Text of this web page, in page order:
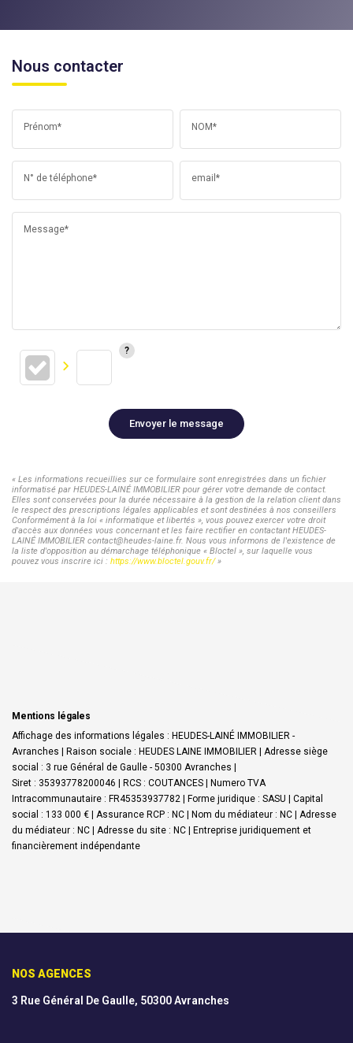
Nous contacter
Prénom* NOM*
N° de téléphone* email*
Message*
Envoyer le message
« Les informations recueillies sur ce formulaire sont enregistrées dans un fichier
informatisé par HEUDES-LAINÉ IMMOBILIER pour gérer votre demande de contact.
Elles sont conservées pour la durée nécessaire à la gestion de la relation client dans
le respect des prescriptions légales applicables et sont destinées à nos conseillers
Conformément à la loi « informatique et libertés », vous pouvez exercer votre droit
d'accès aux données vous concernant et les faire rectifier en contactant HEUDES-
LAINÉ IMMOBILIER contact@heudes-laine.fr. Nous vous informons de l'existence de
la liste d'opposition au démarchage téléphonique « Bloctel », sur laquelle vous
pouvez vous inscrire ici : https://www.bloctel.gouv.fr/»
Mentions légales
Affichage des informations légales : HEUDES-LAINÉ IMMOBILIER -
Avranches | Raison sociale : HEUDES LAINE IMMOBILIER | Adresse siège
social : 3 rue Général de Gaulle - 50300 Avranches |
Siret : 35393778200046 | RCS : COUTANCES | Numero TVA
Intracommunautaire : FR45353937782 | Forme juridique : SASU | Capital
social : 133 000 € | Assurance RCP : NC | Nom du médiateur : NC | Adresse
du médiateur : NC | Adresse du site : NC | Entreprise juridiquement et
financièrement indépendante
NOS AGENCES
3 Rue Général De Gaulle, 50300 Avranches